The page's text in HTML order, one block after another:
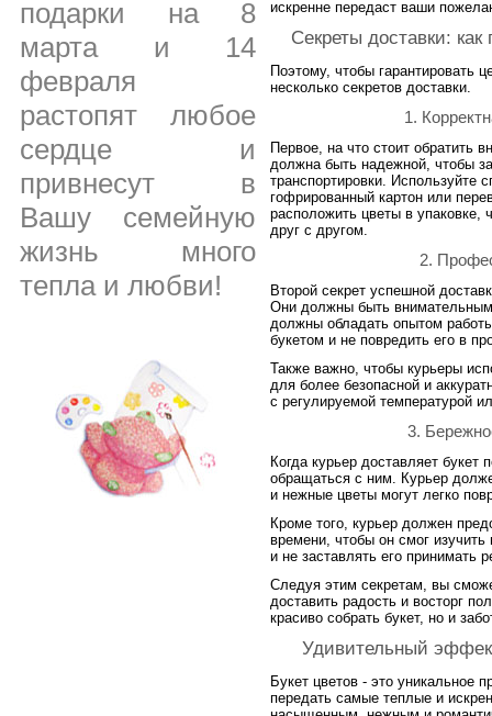
подарки на 8
марта и 14
февраля
растопят любое
сердце и
привнесут в
Вашу семейную
жизнь много
тепла и любви!
искренне передаст ваши
Секреты доставки: как
Поэтому, чтобы гарантировать
несколько секретов доставки.
1.
Первое, на что стоит обратить
должна быть надежной, чтобы
транспортировки. Используйте
гофрированный картон или
расположить цветы в упаковке,
друг с другом.
2.
Второй секрет успешной
Они должны быть
должны обладать опытом
букетом и не повредить его в
Также важно, чтобы курьеры
для более безопасной и
с регулируемой температурой
3.
Когда курьер доставляет
обращаться с ним. Курьер
и нежные цветы могут легко
Кроме того, курьер должен
времени, чтобы он смог
и не заставлять его принимать
Следуя этим секретам, вы
доставить радость и восторг
красиво собрать букет, но и
Удивительный
Букет цветов - это уникальное
передать самые теплые и